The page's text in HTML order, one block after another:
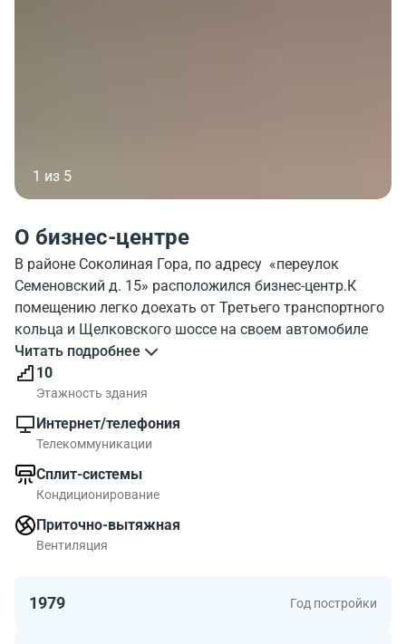
1 из 5
О бизнес-центре
​В районе Соколиная Гора, по адресу «переулок
Семеновский д. 15» расположился бизнес-центр.К
помещению легко доехать от Третьего транспортного
кольца и Щелковского шоссе на своем автомобиле
или городском транспорте. Также без проблем к
бизнес-центру можно добраться от метро или
железной дороги. Пеший путь от станции метро
«Семеновская» (синяя ветка московского
метрополитена) займет пять минут, а от станции
железнодорожной платформы «Электрозаводская»
десять минут.
Десятиэтажное здание бизнес-центра было построено
в 2008 году. С общей площадью 14 549 квадратных
оборудованы приточно-вытяжной вентиляцией,
Читать подробнее
10
Этажность здания
Интернет/телефония
Телекоммуникации
Сплит-системы
Кондиционирование
Приточно-вытяжная
Вентиляция
1979 Год постройки